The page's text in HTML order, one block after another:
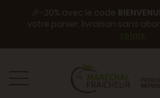
🎉-20% avec le code
votre panier, livraison sans
.